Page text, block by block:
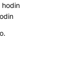
hodin